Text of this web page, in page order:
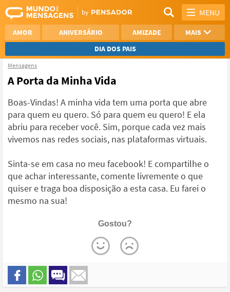
MENU
AMOR ANIVERSÁRIO AMIZADE
MAIS
DIA DOS PAIS
REFLEXÃO
NAMORO
VER TODAS
Mensagens
A Porta da Minha Vida
Boas-Vindas! A minha vida tem uma porta que abre
para quem eu quero. Só para quem eu quero! E ela
abriu para receber você. Sim, porque cada vez mais
vivemos nas redes sociais, nas plataformas virtuais.
Sinta-se em casa no meu facebook! E compartilhe o
que achar interessante, comente livremente o que
quiser e traga boa disposição a esta casa. Eu farei o
mesmo na sua!
Gostou?